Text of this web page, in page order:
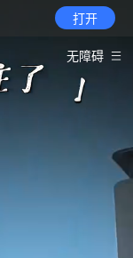
打开
无障碍